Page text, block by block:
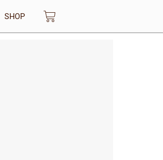
SHOP Warenkorb